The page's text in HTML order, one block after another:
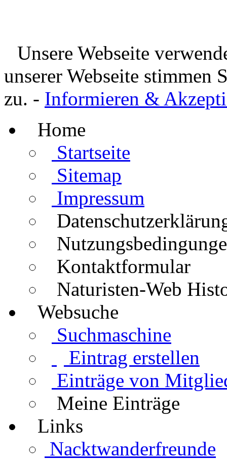
Unsere Webseite
unserer Webseite stimmen
zu. - Informieren &
Home
Startseite
Sitemap
Impressum
Kontaktformular
Naturisten-Web
Websuche
Suchmaschine
Eintrag erstellen
Einträge von
Meine Einträge
Links
Nacktwanderfreunde